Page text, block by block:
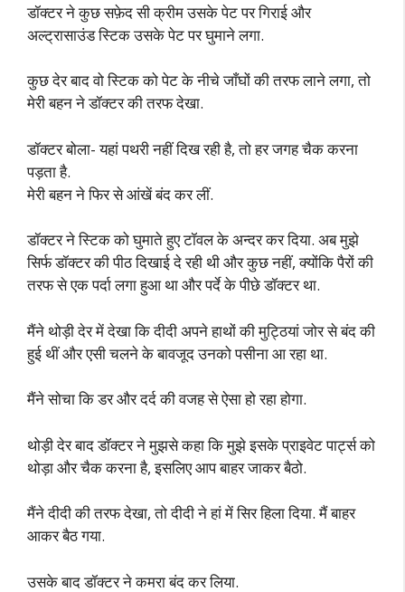
डॉक्टर ने कुछ सफ़ेद सी क्रीम उसके पेट पर गिराई और
अल्ट्रासाउंड स्टिक उसके पेट पर घुमाने लगा.
कुछ देर बाद वो स्टिक को पेट के नीचे जाँघों की तरफ लाने लगा, तो
मेरी बहन ने डॉक्टर की तरफ देखा.
डॉक्टर बोला- यहां पथरी नहीं दिख रही है, तो हर जगह चैक करना
पड़ता है.
मेरी बहन ने फिर से आंखें बंद कर लीं.
डॉक्टर ने स्टिक को घुमाते हुए टॉवल के अन्दर कर दिया. अब मुझे
सिर्फ डॉक्टर की पीठ दिखाई दे रही थी और कुछ नहीं, क्योंकि पैरों की
तरफ से एक पर्दा लगा हुआ था और पर्दे के पीछे डॉक्टर था.
मैंने थोड़ी देर में देखा कि दीदी अपने हाथों की मुट्ठियां जोर से बंद की
हुई थीं और एसी चलने के बावजूद उनको पसीना आ रहा था.
मैंने सोचा कि डर और दर्द की वजह से ऐसा हो रहा होगा.
थोड़ी देर बाद डॉक्टर ने मुझसे कहा कि मुझे इसके प्राइवेट पार्ट्स को
थोड़ा और चैक करना है, इसलिए आप बाहर जाकर बैठो.
मैंने दीदी की तरफ देखा, तो दीदी ने हां में सिर हिला दिया. मैं बाहर
आकर बैठ गया.
उसके बाद डॉक्टर ने कमरा बंद कर लिया.